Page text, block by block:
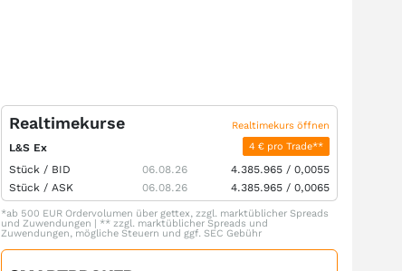
Realtimekurse Realtimekurs öffnen
L&S Ex 4 € pro Trade**
Stück / BID 06.08.26 4.385.965 / 0,0055
Stück / ASK 06.08.26 4.385.965 / 0,0065
*ab 500 EUR Ordervolumen über gettex, zzgl. marktüblicher Spreads
und Zuwendungen | ** zzgl. marktüblicher Spreads und
Zuwendungen, mögliche Steuern und ggf. SEC Gebühr